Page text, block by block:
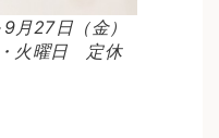
月27日（金）
火曜日 定休